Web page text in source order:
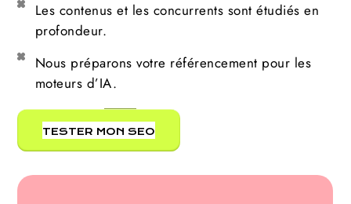
Les contenus et les concurrents sont étudiés en
profondeur.
Nous préparons votre référencement pour les
moteurs d’IA.
TESTER MON SEO